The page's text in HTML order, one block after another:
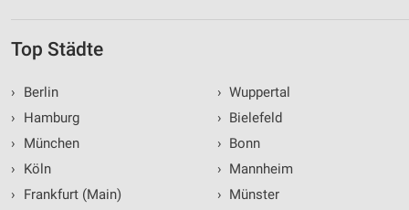
Top Städte
›
Berlin
›
Hamburg
›
München
›
Köln
›
Frankfurt (Main)
› Wuppertal
› Bielefeld
› Bonn
› Mannheim
› Münster